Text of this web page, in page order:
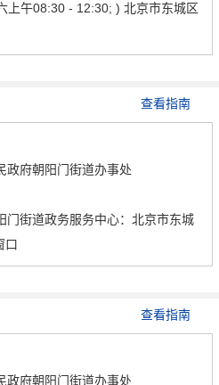
上午08:30 - 12:30; ) 北京市东城区
查看指南
政府朝阳门街道办事处
门街道政务服务中心：北京市东城
口
查看指南
政府朝阳门街道办事处